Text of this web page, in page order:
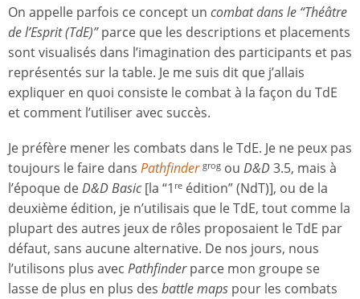
On appelle parfois ce concept un combat dans le “Théâtre
de l’Esprit (TdE)”parce que les descriptions et placements
sont visualisés dans l’imagination des participants et pas
représentés sur la table. Je me suis dit que j’allais
expliquer en quoi consiste le combat à la façon du TdE
et comment l’utiliser avec succès.
Je préfère mener les combats dans le TdE. Je ne peux pas
toujours le faire dans Pathfinder grog ou D&D3.5, mais à
l’époque deD&D Basic[la “1 re édition” (NdT)], ou de la
deuxième édition, je n’utilisais que le TdE, tout comme la
plupart des autres jeux de rôles proposaient le TdE par
défaut, sans aucune alternative. De nos jours, nous
l’utilisons plus avec Pathfinderparce mon groupe se
lasse de plus en plus des battle maps pour les combats